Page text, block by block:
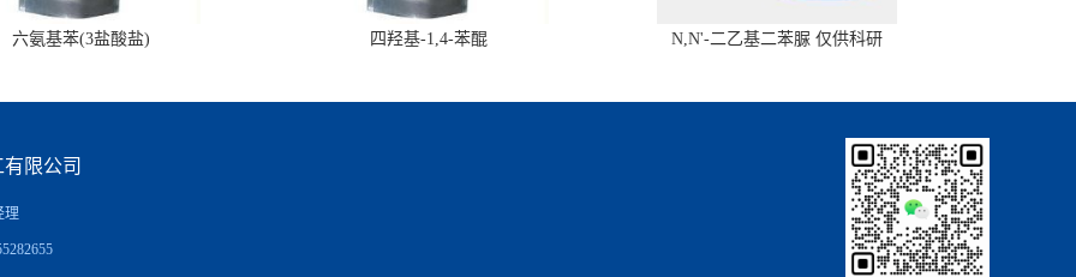
六氨基苯(3盐酸盐) 四羟基-1,4-苯醌 N,N'-二乙基二苯脲 仅供科研
限公司
理